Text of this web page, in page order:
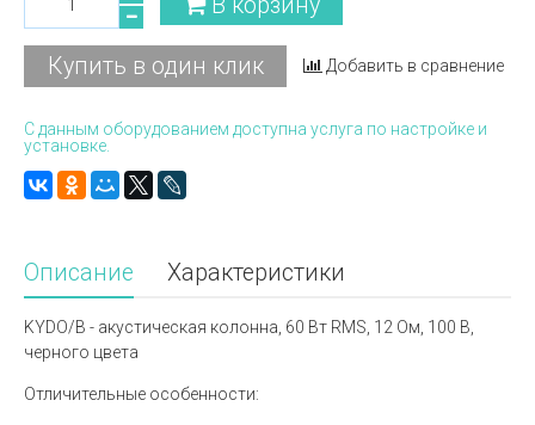
Купить в один клик Добавить в сравнение
С данным оборудованием доступна услуга по настройке и
установке.
Описание Характеристики
KYDO/B - акустическая колонна, 60 Вт RMS, 12 Ом, 100 В,
черного цвета
Отличительные особенности: